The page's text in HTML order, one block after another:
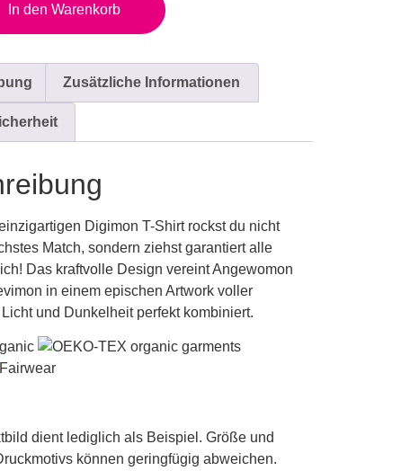
In den Warenkorb
Zusätzliche Informationen
Digimon T-Shirt rockst du nicht
Match, sondern ziehst garantiert alle
Das kraftvolle Design vereintAngewomon
in einem epischen Artwork voller
und Dunkelheit perfekt kombiniert.
dient lediglich als Beispiel. Größe und
können geringfügig abweichen.